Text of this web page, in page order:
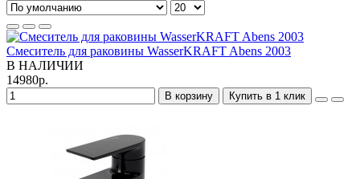
Смеситель для раковины WasserKRAFT Abens 2003
В НАЛИЧИИ
14980р.
В корзину Купить в 1 клик